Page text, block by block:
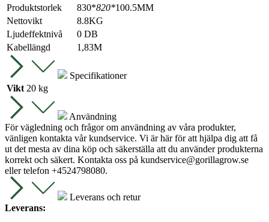
Produktstorlek
830*820*100.5MM
Nettovikt
8.8KG
Ljudeffektnivå
0 DB
Kabellängd
1,83M
Specifikationer
Vikt 20 kg
Användning
För vägledning och frågor om användning av våra produkter,
vänligen kontakta vår kundservice. Vi är här för att hjälpa dig att få
ut det mesta av dina köp och säkerställa att du använder produkterna
korrekt och säkert. Kontakta oss på kundservice@gorillagrow.se
eller telefon +4524798080.
Leverans och retur
Leverans: